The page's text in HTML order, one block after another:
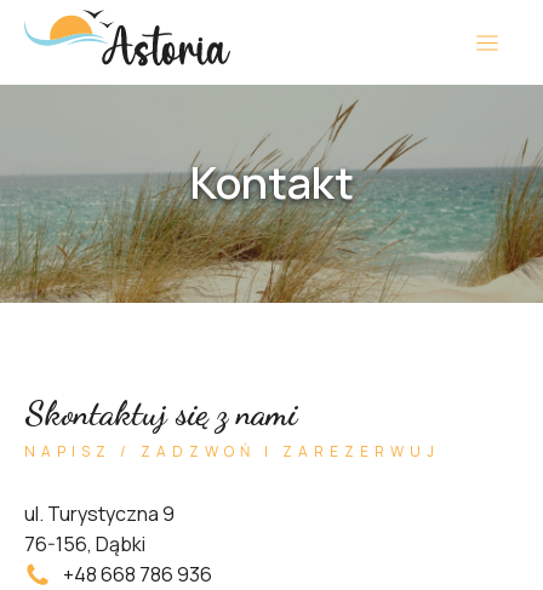
Kontakt
Skontaktuj się z nami
NAPISZ / ZADZWOŃ I ZAREZERWUJ
ul. Turystyczna 9
76-156, Dąbki
+48 668 786 936